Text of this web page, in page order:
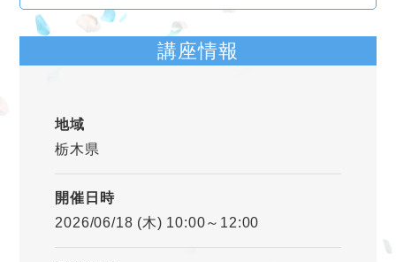
講座情報
地域
栃木県
開催日時
2026/06/18 (木) 10:00～12:00